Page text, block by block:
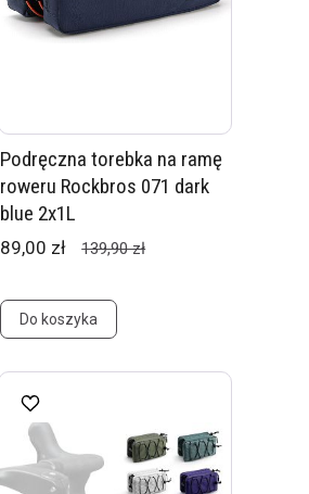
Podręczna torebka na ramę
roweru Rockbros 071 dark
blue 2x1L
89,00 zł 139,90 zł
Do koszyka